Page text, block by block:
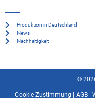
Produktion in Deutschland
News
Nachhaltigkeit
©
Cookie-Zustimmung AGB|